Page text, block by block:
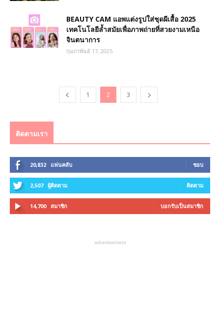
BEAUTY CAM แอพแต่งรูปใส่ชุดผีเสื้อ 2025
เทคโนโลยีล้ำสมัยเพื่อภาพถ่ายที่สวยงามเหนือ
จินตนาการ
กุมภาพันธ์ 17, 2025
1 2 3
ติดตามเรา
20,832 แฟนคลับ ชอบ
2,507 ผู้ติดตาม ติดตาม
14,700 สมาชิก บอกรับเป็นสมาชิก
advertisement